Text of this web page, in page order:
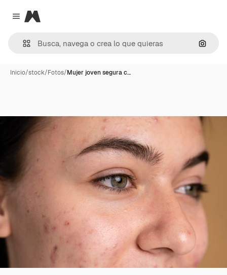
Close menu
Magnific
Inicio/stock/Fotos/Mujer joven segura c…